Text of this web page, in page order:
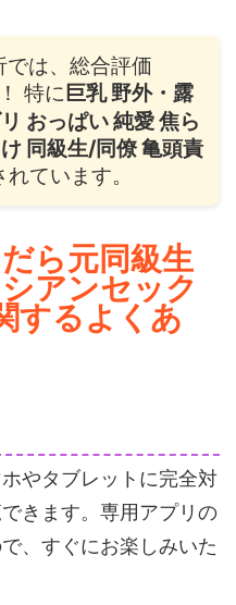
は、総合評価
特に巨乳 野外・露
おっぱい 純愛 焦ら
同級生/同僚 亀頭責
ています。
ら元同級生
アンセック
するよくあ
やタブレットに完全対
きます。専用アプリの
、すぐにお楽しみいた